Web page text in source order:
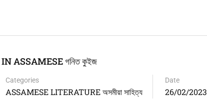
ASSAMESE গনিত কুইজ
Categories
ASSAMESE LITERATURE অসমীয়া সাহিত্য
Date
26/02/2023